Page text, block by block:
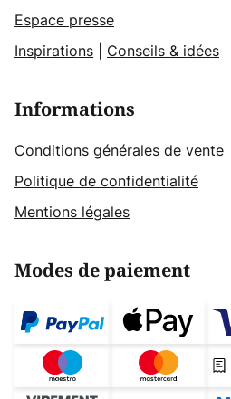
Espace presse
Inspirations
Conseils & idées
Informations
Conditions générales de vente
Politique de confidentialité
Mentions légales
Modes de paiement